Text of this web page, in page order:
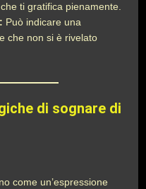
ti gratifica pienamente.
Può indicare una
che non si è rivelato
di sognare di
come un’espressione